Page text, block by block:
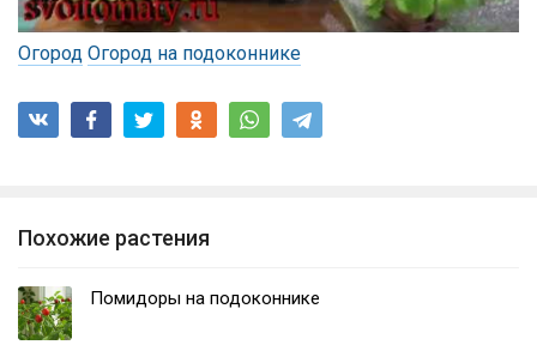
Огород Огород на подоконнике
Похожие растения
Помидоры на подоконнике